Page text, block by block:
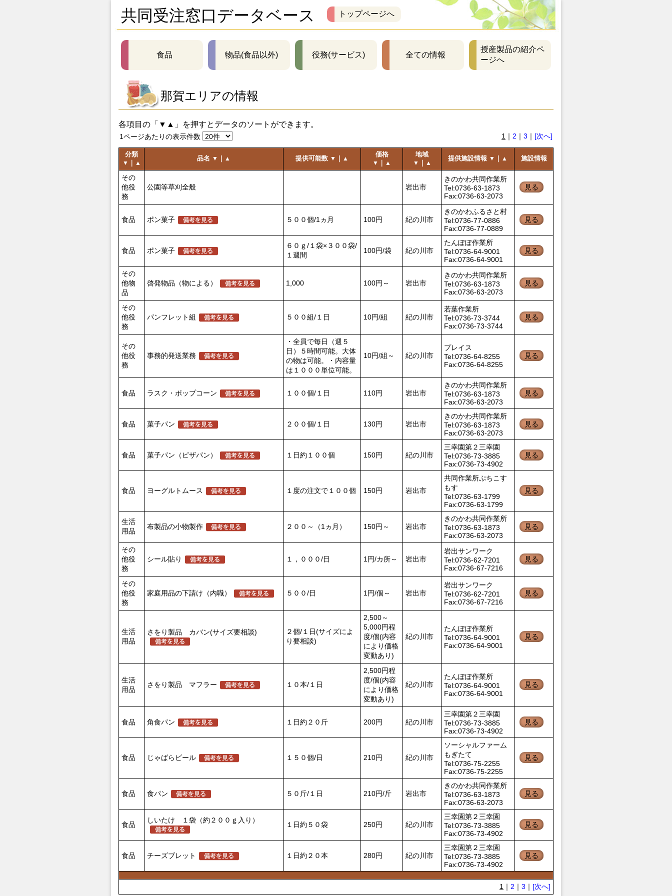
共同受注窓口データベース トップページへ
食品 物品(食品以外) 役務(サービス) 全ての情報
授産製品の紹介ペ
ージへ
那賀エリアの情報
各項目の「▼▲」を押すとデータのソートができます。
1ページあたりの表示件数 1 ｜ 2 ｜ 3 ｜ [次へ]
分類
▼ ▲
品名 ▼ ▲ 提供可能数 ▼ ▲
価格
▼ ▲
地域
▼ ▲
提供施設情報 ▼ ▲ 施設情報
その
他役
務
公園等草刈全般 岩出市
きのかわ共同作業所
Tel:0736-63-1873
Fax:0736-63-2073
見る
食品 ポン菓子 ５００個/1ヵ月 100円 紀の川市
きのかわふるさと村
Tel:0736-77-0886
Fax:0736-77-0889
見る
食品 ポン菓子
６０ｇ/１袋×３００袋/
１週間
100円/袋 紀の川市
たんぽぽ作業所
Tel:0736-64-9001
Fax:0736-64-9001
見る
その
他物
品
啓発物品（物による） 1,000 100円～ 岩出市
きのかわ共同作業所
Tel:0736-63-1873
Fax:0736-63-2073
見る
その
他役
務
パンフレット組 ５００組/１日 10円/組 紀の川市
若葉作業所
Tel:0736-73-3744
Fax:0736-73-3744
見る
その
他役
務
事務的発送業務
・全員で毎日（週５
日）５時間可能。大体
の物は可能。・内容量
は１０００単位可能。
10円/組～ 紀の川市
プレイス
Tel:0736-64-8255
Fax:0736-64-8255
見る
食品 ラスク・ポップコーン １００個/１日 110円 岩出市
きのかわ共同作業所
Tel:0736-63-1873
Fax:0736-63-2073
見る
食品 菓子パン ２００個/１日 130円 岩出市
きのかわ共同作業所
Tel:0736-63-1873
Fax:0736-63-2073
見る
食品 菓子パン（ピザパン） １日約１００個 150円 紀の川市
三幸園第２三幸園
Tel:0736-73-3885
Fax:0736-73-4902
見る
食品 ヨーグルトムース １度の注文で１００個 150円 岩出市
共同作業所ぷちこす
もす
Tel:0736-63-1799
Fax:0736-63-1799
見る
生活
用品
布製品の小物製作 ２００～（1ヵ月） 150円～ 岩出市
きのかわ共同作業所
Tel:0736-63-1873
Fax:0736-63-2073
見る
その
他役
務
シール貼り １，０００/日 1円/カ所～ 岩出市
岩出サンワーク
Tel:0736-62-7201
Fax:0736-67-7216
見る
その
他役
務
家庭用品の下請け（内職） ５００/日 1円/個～ 岩出市
岩出サンワーク
Tel:0736-62-7201
Fax:0736-67-7216
見る
生活
用品
さをり製品 カバン(サイズ要相談)
２個/１日(サイズによ
り要相談)
2,500～
5,000円程
度/個(内容
により価格
変動あり)
紀の川市
たんぽぽ作業所
Tel:0736-64-9001
Fax:0736-64-9001
見る
生活
用品
さをり製品 マフラー １０本/１日
2,500円程
度/個(内容
により価格
変動あり)
紀の川市
たんぽぽ作業所
Tel:0736-64-9001
Fax:0736-64-9001
見る
食品 角食パン １日約２０斤 200円 紀の川市
三幸園第２三幸園
Tel:0736-73-3885
Fax:0736-73-4902
見る
食品 じゃばらビール １５０個/日 210円 紀の川市
ソーシャルファーム
もぎたて
Tel:0736-75-2255
Fax:0736-75-2255
見る
食品 食パン ５０斤/１日 210円/斤 岩出市
きのかわ共同作業所
Tel:0736-63-1873
Fax:0736-63-2073
見る
食品
しいたけ １袋（約２００ｇ入り）
１日約５０袋 250円 紀の川市
三幸園第２三幸園
Tel:0736-73-3885
Fax:0736-73-4902
見る
食品 チーズブレット １日約２０本 280円 紀の川市
三幸園第２三幸園
Tel:0736-73-3885
Fax:0736-73-4902
見る
1 ｜ 2 ｜ 3 ｜ [次へ]